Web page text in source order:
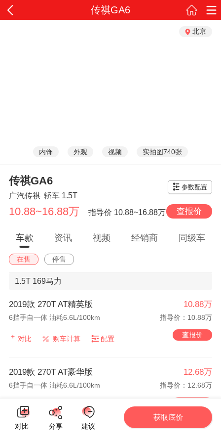
传祺GA6
北京
内饰 外观 视频 实拍图740张
传祺GA6
广汽传祺 轿车 1.5T
参数配置
10.88~16.88万 指导价 10.88~16.88万 查报价
车款 资讯 视频 经销商 同级车
在售 停售
1.5T 169马力
2019款 270T AT精英版 10.88万
6挡手自一体 油耗6.6L/100km 指导价：10.88万
对比 购车计算 配置 查报价
2019款 270T AT豪华版 12.68万
6挡手自一体 油耗6.6L/100km 指导价：12.68万
对比 购车计算
对比 分享 建议
获取底价